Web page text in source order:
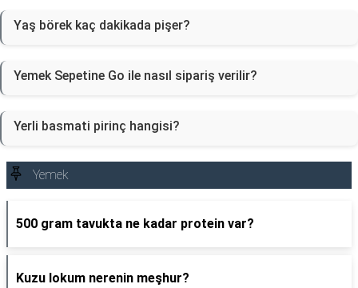
Yaş börek kaç dakikada pişer?
Yemek Sepetine Go ile nasıl sipariş verilir?
Yerli basmati pirinç hangisi?
Yemek
500 gram tavukta ne kadar protein var?
Kuzu lokum nerenin meşhur?